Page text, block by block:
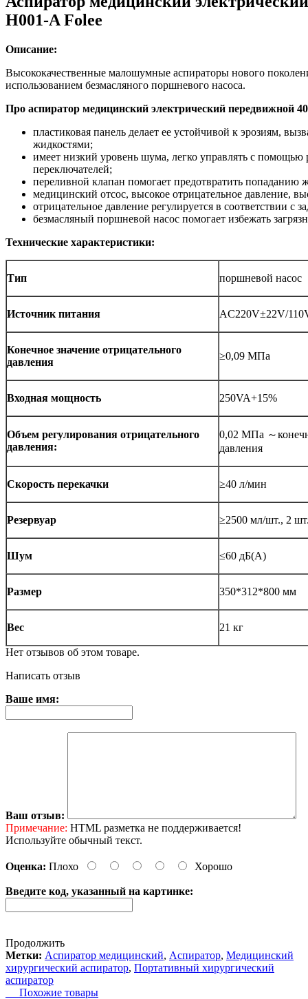
H001-A Folee
Описание:
Высококачественные малошумные аспираторы нового
использованием безмасляного поршневого насоса.
Про аспиратор медицинский электрический передвижной
пластиковая панель делает ее устойчивой к эрозиям,
жидкостями;
имеет низкий уровень шума, легко управлять с
переключателей;
переливной клапан помогает предотвратить попаданию
медицинский отсос, высокое отрицательное давление,
отрицательное давление регулируется в соответствии с
безмасляный поршневой насос помогает избежать
Технические характеристики:
Тип поршневой насос
Источник питания AC220V±22V/
Конечное значение отрицательного
давления
≥0,09 МПа
Входная мощность 250VA+15%
Объем регулирования отрицательного
давления:
0,02 МПа ～
давления
Скорость перекачки ≥40 л/мин
Резервуар ≥2500 мл/шт., 2
Шум ≤60 дБ(A)
Размер 350*312*800 мм
Вес 21 кг
Нет отзывов об этом товаре.
Написать отзыв
Ваше имя:
Ваш отзыв:
Примечание: HTML разметка не поддерживается!
Используйте обычный текст.
Оценка: Плохо Хорошо
Введите код, указанный на картинке:
Продолжить
Метки: Аспиратор медицинский, Аспиратор, Медицинский
хирургический аспиратор, Портативный хирургический
аспиратор
Похожие товары